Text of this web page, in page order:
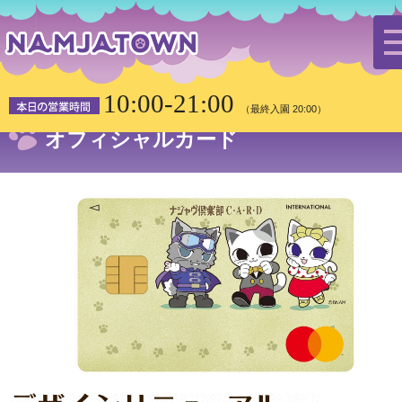
10:00-21:00 （最終入園 20:00）
オフィシャルカード